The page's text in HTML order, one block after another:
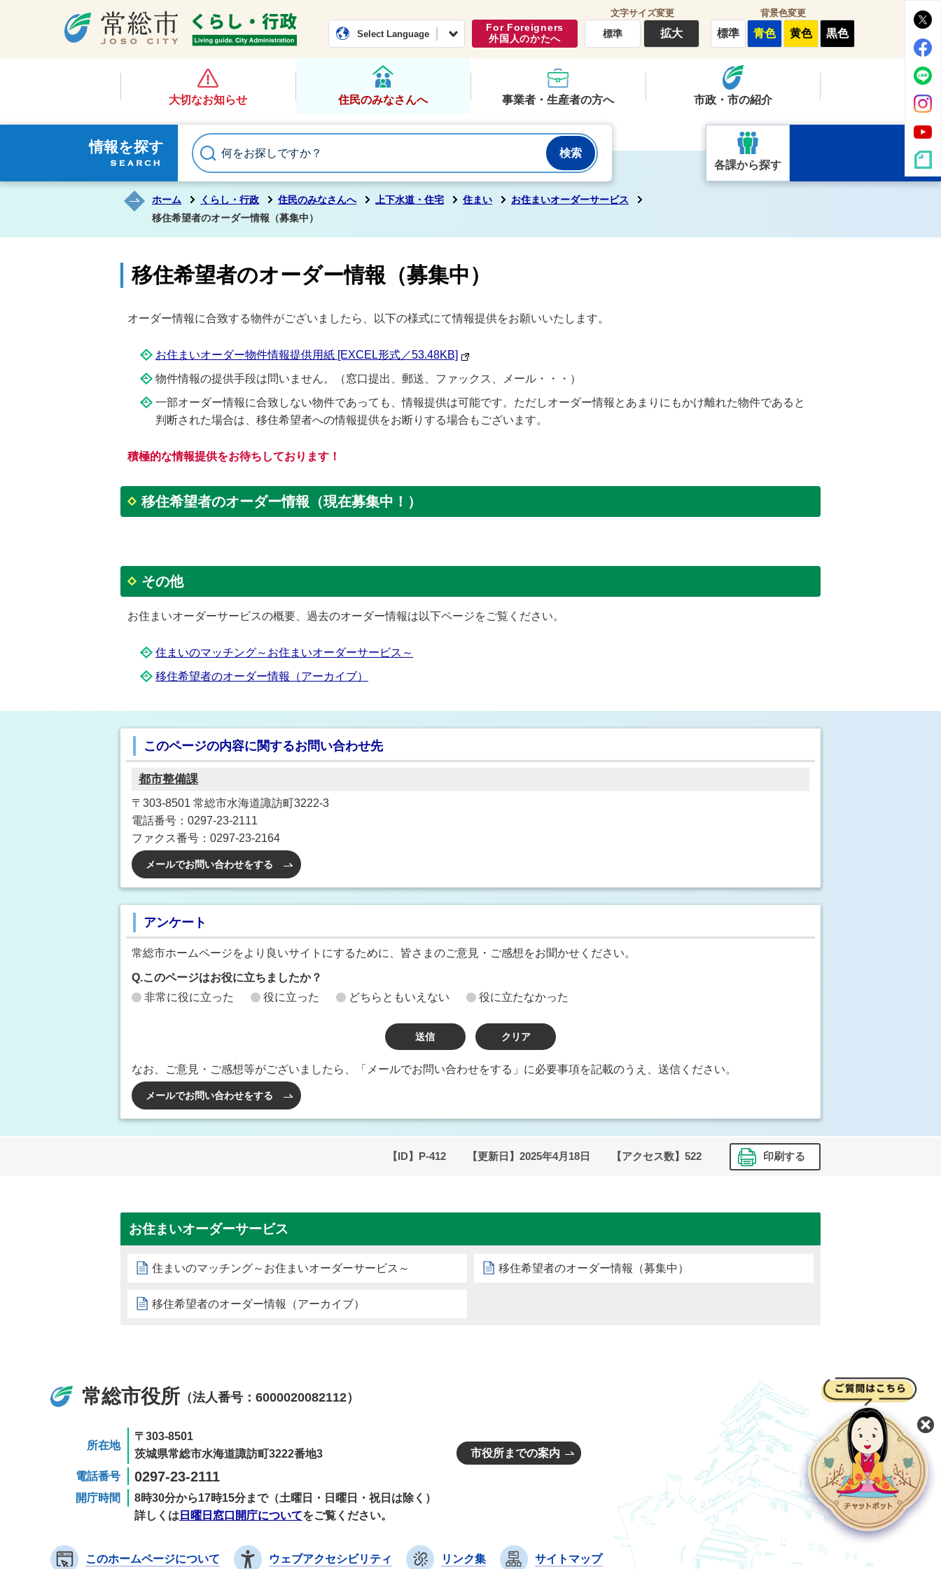
常総市公式ホームページくらし・行政
Select Language
For Foreigners
外国人のかたへ
文字サイズ変更
標準 拡大
背景色変更
標準 青色 黄色 黒色
大切なお知らせ 住民のみなさんへ 事業者・生産者の方へ 市政・市の紹介
情報を探す
各課から探す
ホーム くらし・行政 住民のみなさんへ 上下水道・住宅 住まい
お住まいオーダーサービス
移住希望者のオーダー情報（募集中）
移住希望者のオーダー情報（募集中）
オーダー情報に合致する物件がございましたら、以下の様式にて情報提供をお願いいたします。
お住まいオーダー物件情報提供用紙 [EXCEL形式／53.48KB]
物件情報の提供手段は問いません。（窓口提出、郵送、ファックス、メール・・・）
一部オーダー情報に合致しない物件であっても、情報提供は可能です。ただしオーダー情報とあまりにもかけ離れた物件であると
判断された場合は、移住希望者への情報提供をお断りする場合もございます。
積極的な情報提供をお待ちしております！
移住希望者のオーダー情報（現在募集中！）
その他
お住まいオーダーサービスの概要、過去のオーダー情報は以下ページをご覧ください。
住まいのマッチング～お住まいオーダーサービス～
移住希望者のオーダー情報（アーカイブ）
このページの内容に関するお問い合わせ先
都市整備課
〒303-8501 常総市水海道諏訪町3222-3
電話番号：0297-23-2111
ファクス番号：0297-23-2164
メールでお問い合わせをする
アンケート
常総市ホームページをより良いサイトにするために、皆さまのご意見・ご感想をお聞かせください。
Q.このページはお役に立ちましたか？
非常に役に立った
役に立った どちらともいえない 役に立たなかった
なお、ご意見・ご感想等がございましたら、「メールでお問い合わせをする」に必要事項を記載のうえ、送信ください。
メールでお問い合わせをする
【ID】 P-412 【更新日】 2025年4月18日 【アクセス数】 522 印刷する
お住まいオーダーサービス
住まいのマッチング～お住まいオーダーサービス～ 移住希望者のオーダー情報（募集中）
移住希望者のオーダー情報（アーカイブ）
常総市役所 （法人番号：6000020082112）
所在地
〒303-8501
茨城県常総市水海道諏訪町3222番地3
電話番号
0297-23-2111
開庁時間
8時30分から17時15分まで（土曜日・日曜日・祝日は除く）
詳しくは 日曜日窓口開庁についてをご覧ください。
市役所までの案内
このホームページについて ウェブアクセシビリティ リンク集 サイトマップ